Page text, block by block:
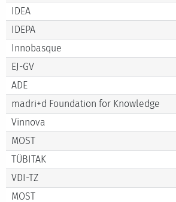
IDEA
IDEPA
Innobasque
EJ-GV
ADE
madri+d Foundation for Knowledge
Vinnova
MOST
TÜBITAK
VDI-TZ
MOST